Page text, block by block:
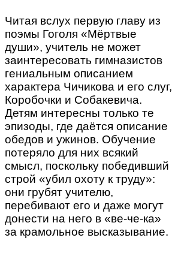
Читая вслух первую главу из
поэмы Гоголя «Мёртвые
души», учитель не может
заинтересовать гимназистов
гениальным описанием
характера Чичикова и его слуг,
Коробочки и Собакевича.
Детям интересны только те
эпизоды, где даётся описание
обедов и ужинов. Обучение
потеряло для них всякий
смысл, поскольку победивший
строй «убил охоту к труду»:
они грубят учителю,
перебивают его и даже могут
донести на него в «ве-че-ка»
за крамольное высказывание.